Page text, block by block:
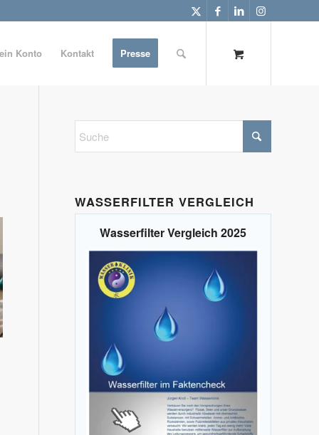
Konto Kontakt Presse
WASSERFILTER VERGLEICH
Wasserfilter Vergleich 2025